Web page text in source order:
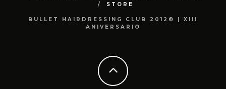
STORE
BULLET HAIRDRESSING CLUB 2012© | XIII
ANIVERSARIO